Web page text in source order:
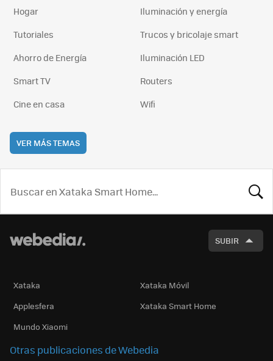
Hogar
Iluminación y energía
Tutoriales
Trucos y bricolaje smart
Ahorro de Energía
Iluminación LED
Smart TV
Routers
Cine en casa
Wifi
VER MÁS TEMAS
SUBIR
Xataka
Xataka Móvil
Applesfera
Xataka Smart Home
Mundo Xiaomi
Otras publicaciones de Webedia